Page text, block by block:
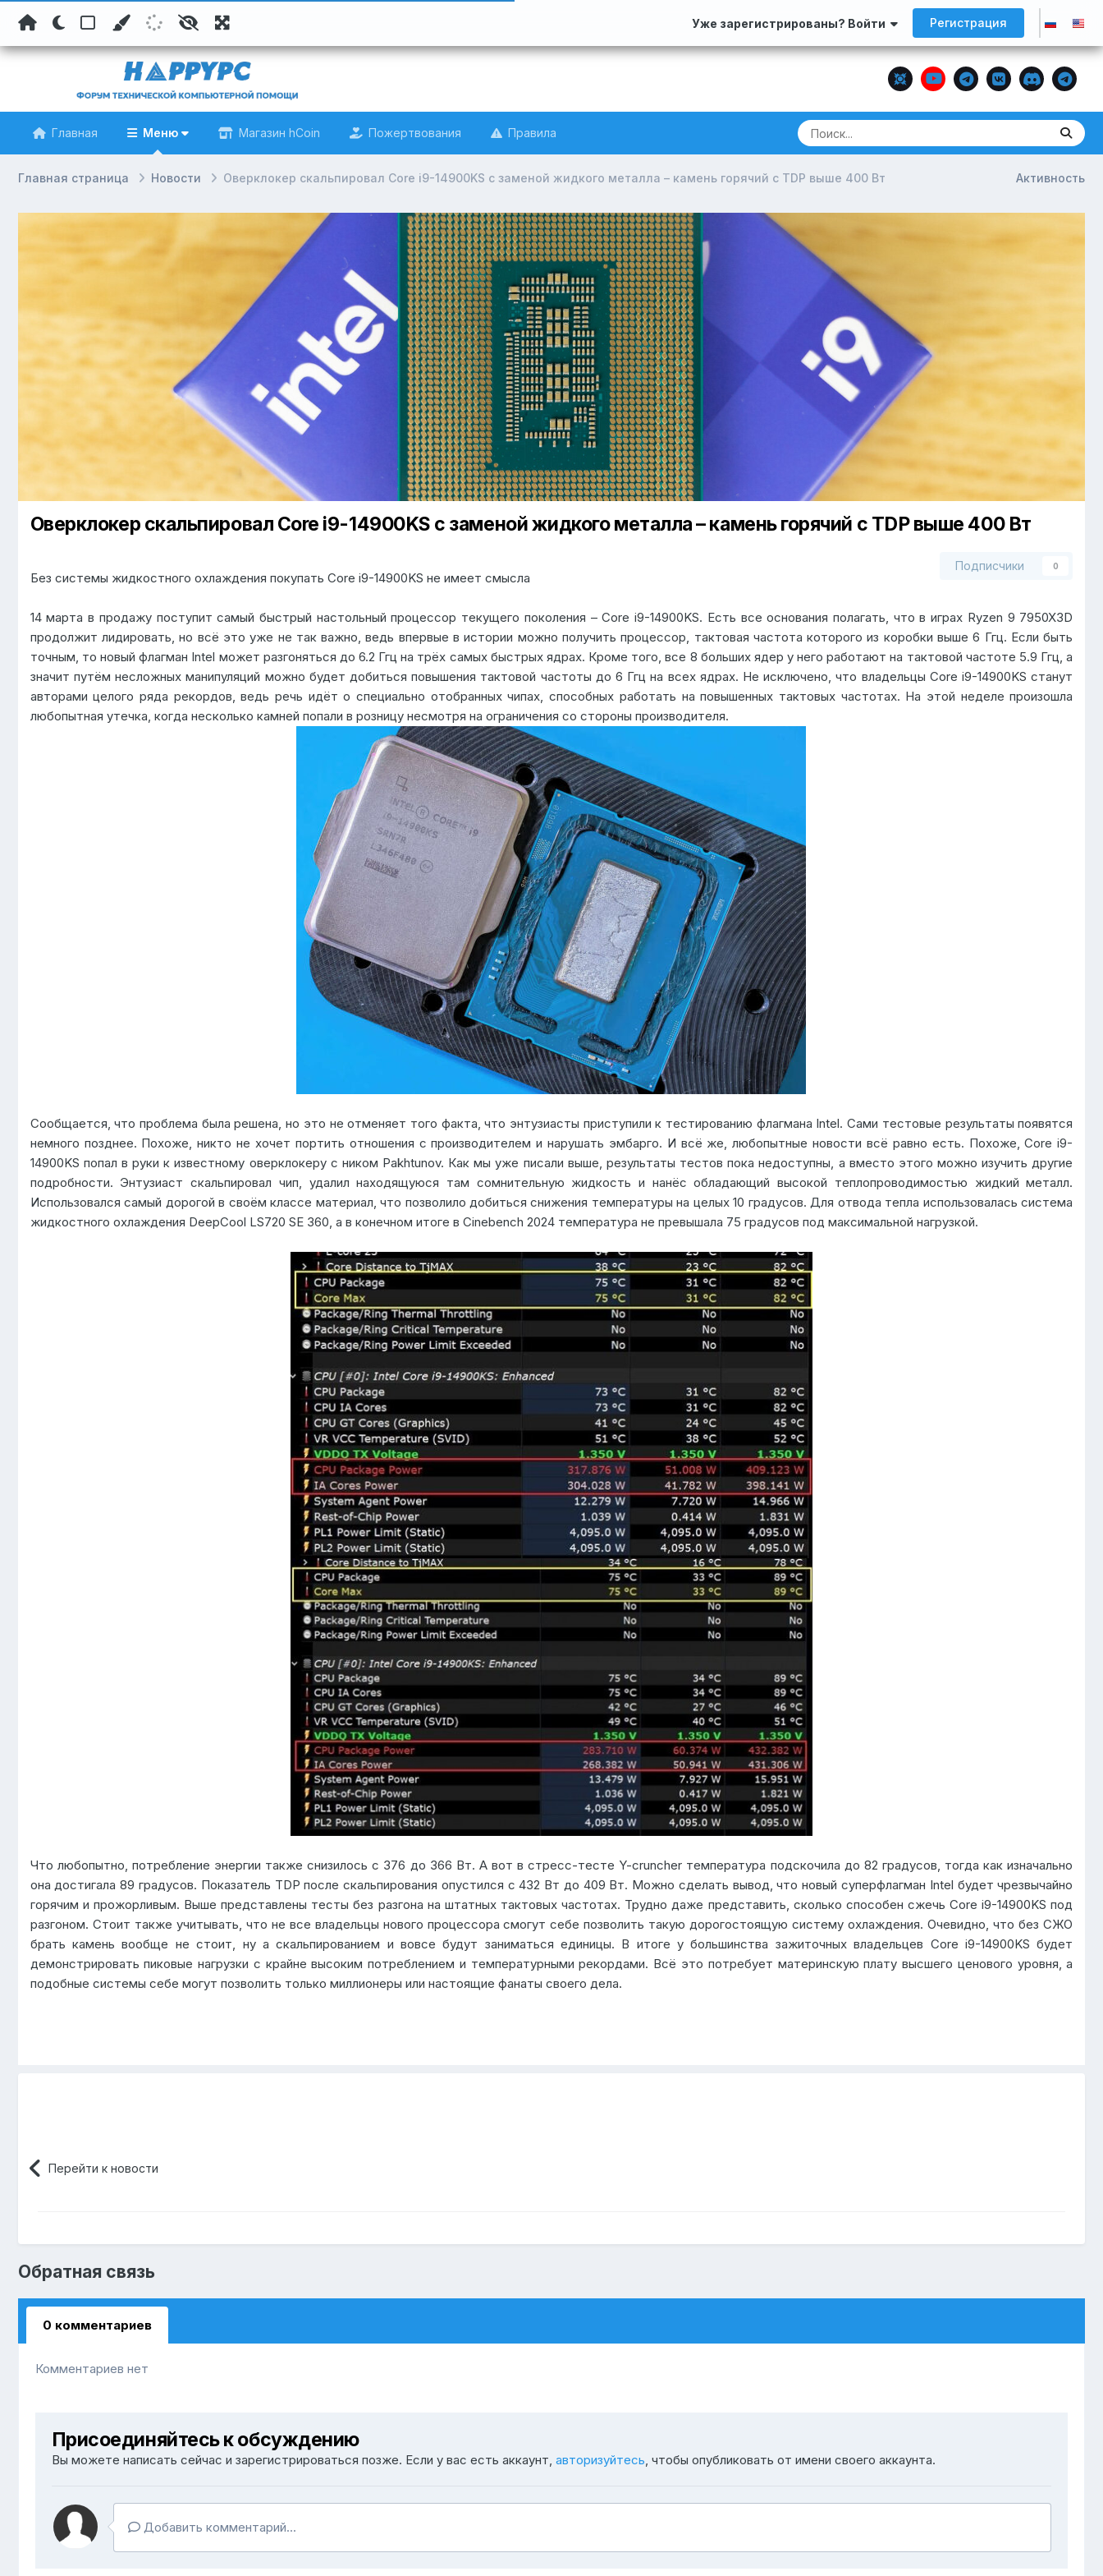
Уже зарегистрированы? Войти Регистрация
Главная Меню Магазин hCoin Пожертвования Правила
Активность
Главная страница Новости Оверклокер скальпировал Core i9-14900KS с заменой жидкого металла – камень горячий с TDP выше 400 Вт
Оверклокер скальпировал Core i9-14900KS с заменой жидкого металла – камень горячий с TDP выше 400 Вт
Подписчики 0
Без системы жидкостного охлаждения покупать Core i9-14900KS не имеет смысла
14 марта в продажу поступит самый быстрый настольный процессор текущего поколения – Core i9-14900KS. Есть все основания полагать, что в играх Ryzen 9 7950X3D
продолжит лидировать, но всё это уже не так важно, ведь впервые в истории можно получить процессор, тактовая частота которого из коробки выше 6 Ггц. Если быть
точным, то новый флагман Intel может разгоняться до 6.2 Ггц на трёх самых быстрых ядрах. Кроме того, все 8 больших ядер у него работают на тактовой частоте 5.9 Ггц, а
значит путём несложных манипуляций можно будет добиться повышения тактовой частоты до 6 Ггц на всех ядрах. Не исключено, что владельцы Core i9-14900KS станут
авторами целого ряда рекордов, ведь речь идёт о специально отобранных чипах, способных работать на повышенных тактовых частотах. На этой неделе произошла
любопытная утечка, когда несколько камней попали в розницу несмотря на ограничения со стороны производителя.
Сообщается, что проблема была решена, но это не отменяет того факта, что энтузиасты приступили к тестированию флагмана Intel. Сами тестовые результаты появятся
немного позднее. Похоже, никто не хочет портить отношения с производителем и нарушать эмбарго. И всё же, любопытные новости всё равно есть. Похоже, Core i9-
14900KS попал в руки к известному оверклокеру с ником Pakhtunov. Как мы уже писали выше, результаты тестов пока недоступны, а вместо этого можно изучить другие
подробности. Энтузиаст скальпировал чип, удалил находящуюся там сомнительную жидкость и нанёс обладающий высокой теплопроводимостью жидкий металл.
Использовался самый дорогой в своём классе материал, что позволило добиться снижения температуры на целых 10 градусов. Для отвода тепла использовалась система
жидкостного охлаждения DeepCool LS720 SE 360, а в конечном итоге в Cinebench 2024 температура не превышала 75 градусов под максимальной нагрузкой.
Что любопытно, потребление энергии также снизилось с 376 до 366 Вт. А вот в стресс-тесте Y-cruncher температура подскочила до 82 градусов, тогда как изначально
она достигала 89 градусов. Показатель TDP после скальпирования опустился с 432 Вт до 409 Вт. Можно сделать вывод, что новый суперфлагман Intel будет чрезвычайно
горячим и прожорливым. Выше представлены тесты без разгона на штатных тактовых частотах. Трудно даже представить, сколько способен сжечь Core i9-14900KS под
разгоном. Стоит также учитывать, что не все владельцы нового процессора смогут себе позволить такую дорогостоящую систему охлаждения. Очевидно, что без СЖО
брать камень вообще не стоит, ну а скальпированием и вовсе будут заниматься единицы. В итоге у большинства зажиточных владельцев Core i9-14900KS будет
демонстрировать пиковые нагрузки с крайне высоким потреблением и температурными рекордами. Всё это потребует материнскую плату высшего ценового уровня, а
подобные системы себе могут позволить только миллионеры или настоящие фанаты своего дела.
Перейти к новости
Обратная связь
0 комментариев
Комментариев нет
Присоединяйтесь к обсуждению
Вы можете написать сейчас и зарегистрироваться позже. Если у вас есть аккаунт, авторизуйтесь, чтобы опубликовать от имени своего аккаунта.
Добавить комментарий...